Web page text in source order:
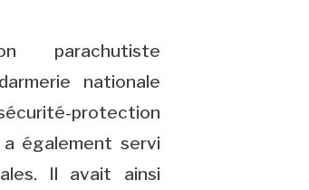
parachutiste
nationale
protection
a également servi
Il avait ainsi